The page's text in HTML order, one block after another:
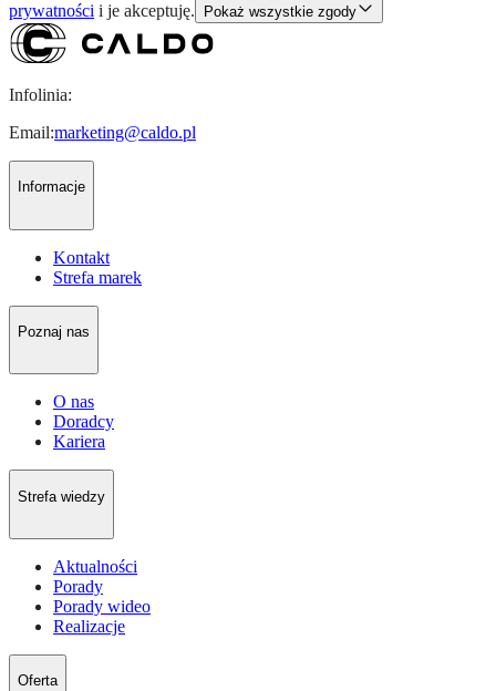
prywatności i je akceptuję. Pokaż wszystkie zgody
Infolinia:
Email:marketing@caldo.pl
Informacje
Kontakt
Strefa marek
Poznaj nas
O nas
Doradcy
Kariera
Strefa wiedzy
Aktualności
Porady
Porady wideo
Realizacje
Oferta